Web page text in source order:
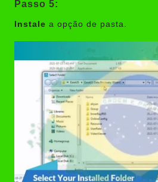
Passo 5:
Instale a opção de pasta.